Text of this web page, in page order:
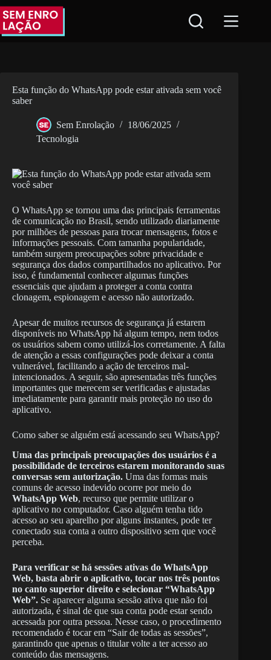
Pular
para
conteúdo
Esta função do WhatsApp pode estar ativada sem você
saber
Sem Enrolação
18/06/2025
Tecnologia
O WhatsApp se tornou uma das principais ferramentas
de comunicação no Brasil, sendo utilizado diariamente
por milhões de pessoas para trocar mensagens, fotos e
informações pessoais. Com tamanha popularidade,
também surgem preocupações sobre privacidade e
segurança dos dados compartilhados no aplicativo. Por
isso, é fundamental conhecer algumas funções
essenciais que ajudam a proteger a conta contra
clonagem, espionagem e acesso não autorizado.
Apesar de muitos recursos de segurança já estarem
disponíveis no WhatsApp há algum tempo, nem todos
os usuários sabem como utilizá-los corretamente. A falta
de atenção a essas configurações pode deixar a conta
vulnerável, facilitando a ação de terceiros mal-
intencionados. A seguir, são apresentadas três funções
importantes que merecem ser verificadas e ajustadas
imediatamente para garantir mais proteção no uso do
aplicativo.
Como saber se alguém está acessando seu WhatsApp?
Uma das principais preocupações dos usuários é a
possibilidade de terceiros estarem monitorando suas
conversas sem autorização. Uma das formas mais
comuns de acesso indevido ocorre por meio do
WhatsApp Web, recurso que permite utilizar o
aplicativo no computador. Caso alguém tenha tido
acesso ao seu aparelho por alguns instantes, pode ter
conectado sua conta a outro dispositivo sem que você
perceba.
Para verificar se há sessões ativas do WhatsApp
Web, basta abrir o aplicativo, tocar nos três pontos
no canto superior direito e selecionar “WhatsApp
Web”. Se aparecer alguma sessão ativa que não foi
autorizada, é sinal de que sua conta pode estar sendo
acessada por outra pessoa. Nesse caso, o procedimento
recomendado é tocar em “Sair de todas as sessões”,
garantindo que apenas o titular volte a ter acesso ao
conteúdo das mensagens.